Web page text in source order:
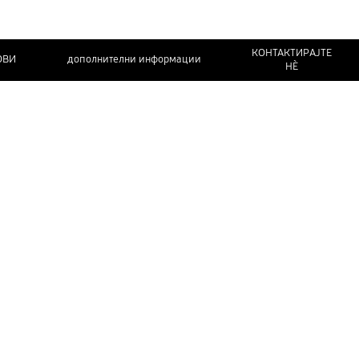
дополнителни информации
КОНТАКТИРАЈТЕ
НЀ